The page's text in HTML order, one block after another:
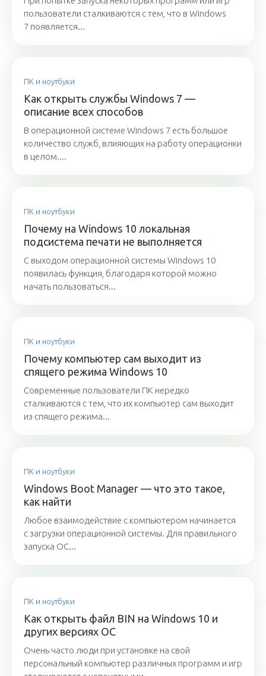
пользователи сталкиваются с тем, что в Windows
7 появляется...
ПК и ноутбуки
Как открыть службы Windows 7 —
описание всех способов
В операционной системе Windows 7 есть большое
количество служб, влияющих на работу операционки
в целом....
ПК и ноутбуки
Почему на Windows 10 локальная
подсистема печати не выполняется
С выходом операционной системы Windows 10
появилась функция, благодаря которой можно
начать пользоваться...
ПК и ноутбуки
Почему компьютер сам выходит из
спящего режима Windows 10
Современные пользователи ПК нередко
сталкиваются с тем, что их компьютер сам выходит
из спящего режима...
ПК и ноутбуки
Windows Boot Manager — что это такое,
как найти
Любое взаимодействие с компьютером начинается
с загрузки операционной системы. Для правильного
запуска ОС...
ПК и ноутбуки
Как открыть файл BIN на Windows 10 и
других версиях ОС
Очень часто люди при установке на свой
персональный компьютер различных программ и игр